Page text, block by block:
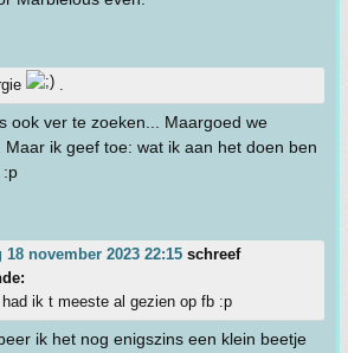
.
ook ver te zoeken... Maargoed we
ik geef toe: wat ik aan het doen ben
:p
18 november 2023 22:15 schreef
ik t meeste al gezien op fb :p
ik het nog enigszins een klein beetje